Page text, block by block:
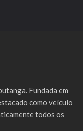
Fundada em
como veículo
todos os